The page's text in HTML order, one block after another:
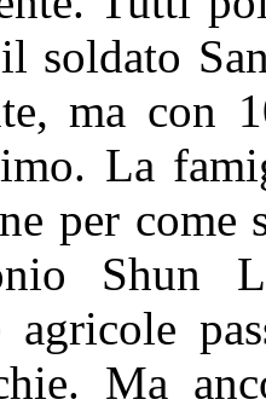
il soldato
ma con
La
per
Shun
agricole
Ma